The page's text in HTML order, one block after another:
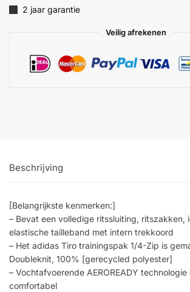
2 jaar garantie
Veilig afrekenen
Beschrijving
[Belangrijkste kenmerken:]
– Bevat een volledige ritssluiting, ritszakken,
elastische tailleband met intern trekkoord
– Het adidas Tiro trainingspak 1/4-Zip is
Doubleknit, 100% [gerecycled polyester]
– Vochtafvoerende AEROREADY
comfortabel